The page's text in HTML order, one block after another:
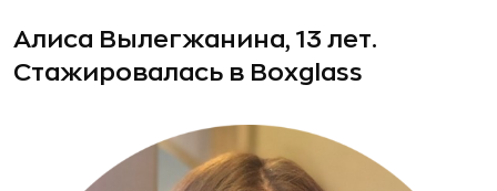
Алиса Вылегжанина, 13 лет.
Стажировалась в Boxglass